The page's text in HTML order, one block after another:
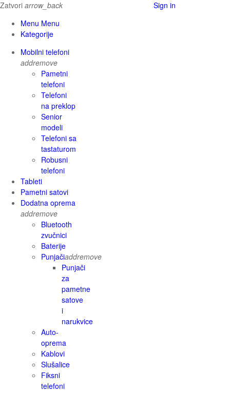
Zatvori arrow_back
Menu Menu
Kategorije
Mobilni telefoni
addremove
Pametni
telefoni
Telefoni
na preklop
Senior
modeli
Telefoni sa
tastaturom
Robusni
telefoni
Tableti
Pametni satovi
Dodatna oprema
addremove
Bluetooth
zvučnici
Baterije
Punjačiaddremove
Punjači
za
pametne
satove
i
narukvice
Auto-
oprema
Kablovi
Slušalice
Fiksni
telefoni
Sign in